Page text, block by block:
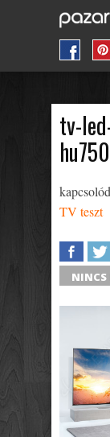
tv-
TV teszt
SHARE
NINCS